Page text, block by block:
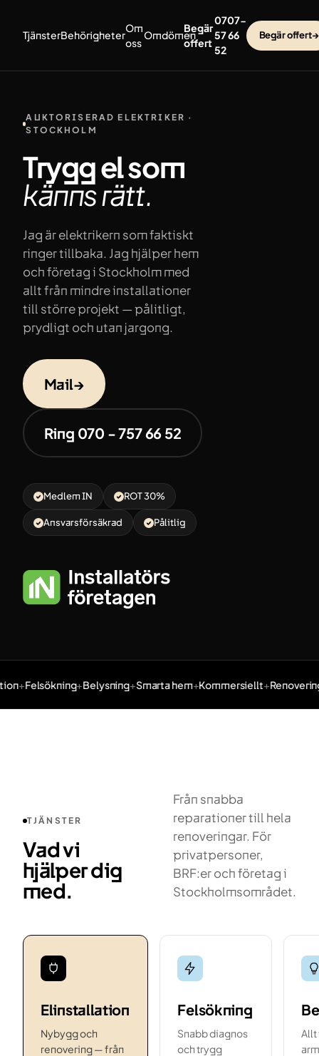
TjänsterBehörigheter
Om
oss
Omdömen
Begär
offert
0707-
57 66
52
Begär offert→
AUKTORISERAD ELEKTRIKER ·
STOCKHOLM
Trygg el som
kännsrätt.
Jag är elektrikern som faktiskt
ringer tillbaka. Jag hjälper hem
och företag i Stockholm med
allt från mindre installationer
till större projekt — pålitligt,
prydligt och utan jargong.
Mail→
Ring 070 - 757 66 52
Medlem IN ROT 30%
Ansvarsförsäkrad Pålitlig
Felsökning Belysning Smarta hem Kommersiellt Renovering
TJÄNSTER
Vad vi
hjälper dig
med.
Från snabba
reparationer till hela
renoveringar. För
privatpersoner,
BRF:er och företag i
Stockholmsområdet.
Elinstallation
Nybygg och
renovering — från
Felsökning
Snabb diagnos
och trygg
Allt